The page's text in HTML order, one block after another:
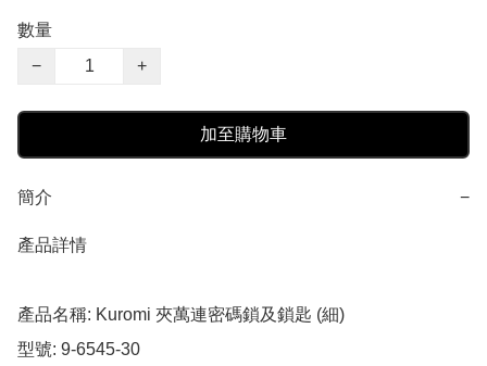
數量
−
+
加至購物車
簡介 −
產品詳情
產品名稱: Kuromi 夾萬連密碼鎖及鎖匙 (細)
型號: 9-6545-30